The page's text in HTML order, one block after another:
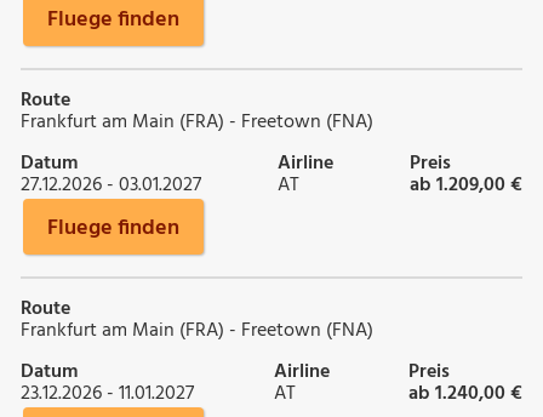
Fluege finden
Route
Frankfurt am Main (FRA) - Freetown (FNA)
Datum
27.12.2026 - 03.01.2027
Airline
AT
Preis
ab 1.209,00 €
Fluege finden
Route
Frankfurt am Main (FRA) - Freetown (FNA)
Datum
23.12.2026 - 11.01.2027
Airline
AT
Preis
ab 1.240,00 €